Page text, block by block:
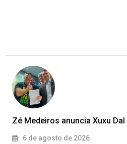
Zé Medeiros anuncia Xuxu
6 de agosto de 2026